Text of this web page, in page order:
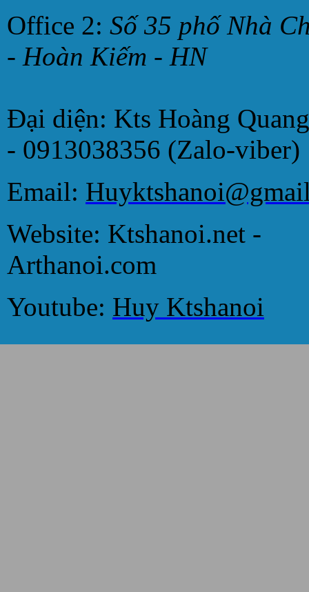
Office 2: Số 35 phố Nhà
- Hoàn Kiếm - HN
Đại diện: Kts Hoàng
- 0913038356 (Zalo-viber)
Email:
Website: Ktshanoi.net -
Arthanoi.com
Youtube: Huy Ktshanoi